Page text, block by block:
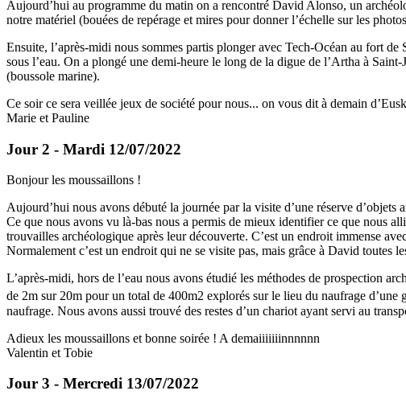
Aujourd’hui au programme du matin on a rencontré David Alonso, un
notre matériel (bouées de repérage et mires pour donner l’échelle sur les
Ensuite, l’après-midi nous sommes partis plonger avec Tech-Océan au fort
sous l’eau. On a plongé une demi-heure le long de la digue de l’Artha à
(boussole marine).
Ce soir ce sera veillée jeux de société pour nous... on vous dit à demain
Marie et Pauline
Jour 2 - Mardi 12/07/2022
Bonjour les moussaillons !
Aujourd’hui nous avons débuté la journée par la visite d’une réserve
Ce que nous avons vu là-bas nous a permis de mieux identifier ce que nous
trouvailles archéologique après leur découverte. C’est un endroit immense
Normalement c’est un endroit qui ne se visite pas, mais grâce à David toutes
L’après-midi, hors de l’eau nous avons étudié les méthodes de prospection
de 2m sur 20m pour un total de 400m2 explorés sur le lieu du naufrage d’une
naufrage. Nous avons aussi trouvé des restes d’un chariot ayant servi au
Adieux les moussaillons et bonne soirée ! A demaiiiiiiinnnnnn
Valentin et Tobie
Jour 3 - Mercredi 13/07/2022